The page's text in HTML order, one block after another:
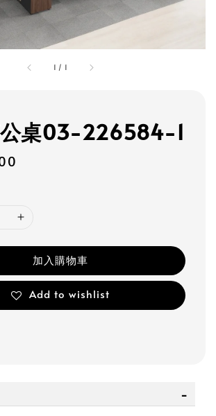
1 / 1
桌03-226584-1
加入購物車
Add to wishlist